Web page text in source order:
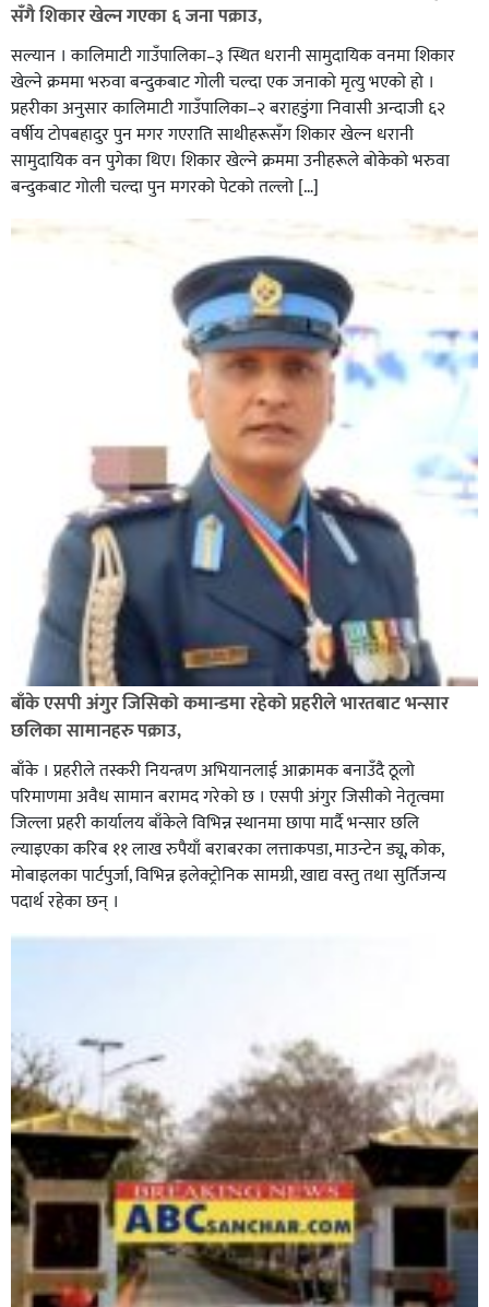
घर–घरमा मेयर बन्छु भनेर काम गर्ने जन्मेपछि नै पालिका बन्छ :
सबिन प्रियासन चौधरी
अविरल वर्षाले कालीगण्डकी नदी तटीय क्षेत्रमा रहेको पाल्पाको
पर्यटकीय स्थल रानीमहल डुबानमा,
सँगै शिकार खेल्न गएका ६ जना पक्राउ,
सल्यान । कालिमाटी गाउँपालिका–३ स्थित धरानी सामुदायिक वनमा शिकार
खेल्ने क्रममा भरुवा बन्दुकबाट गोली चल्दा एक जनाको मृत्यु भएको हो ।
प्रहरीका अनुसार कालिमाटी गाउँपालिका–२ बराहडुंगा निवासी अन्दाजी ६२
वर्षीय टोपबहादुर पुन मगर गएराति साथीहरूसँग शिकार खेल्न धरानी
सामुदायिक वन पुगेका थिए। शिकार खेल्ने क्रममा उनीहरूले बोकेको भरुवा
बन्दुकबाट गोली चल्दा पुन मगरको पेटको तल्लो […]
बाँके एसपी अंगुर जिसिको कमान्डमा रहेको प्रहरीले भारतबाट भन्सार
छलिका सामानहरु पक्राउ,
बाँके । प्रहरीले तस्करी नियन्त्रण अभियानलाई आक्रामक बनाउँदै ठूलो
परिमाणमा अवैध सामान बरामद गरेको छ । एसपी अंगुर जिसीको नेतृत्वमा
जिल्ला प्रहरी कार्यालय बाँकेले विभिन्न स्थानमा छापा मार्दै भन्सार छलि
ल्याइएका करिब ११ लाख रुपैयाँ बराबरका लत्ताकपडा, माउन्टेन ड्यू, कोक,
मोबाइलका पार्टपुर्जा, विभिन्न इलेक्ट्रोनिक सामग्री, खाद्य वस्तु तथा सुर्तिजन्य
पदार्थ रहेका छन् ।